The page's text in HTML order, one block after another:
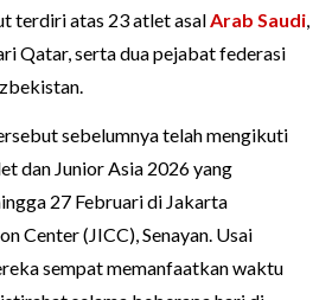
terdiri atas 23 atlet asalArab Saudi,
Qatar, serta dua pejabat federasi
sebelumnya telah mengikuti
dan Junior Asia 2026 yang
27 Februari di Jakarta
Center (JICC), Senayan. Usai
sempat memanfaatkan waktu